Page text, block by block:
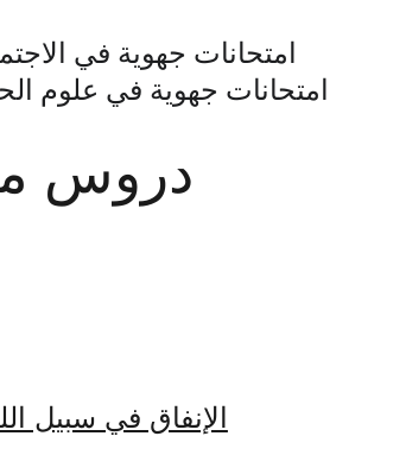
امتحانات جهوية في علوم
امتحانات جهوية في
دروس
الإنفاق في سبيل